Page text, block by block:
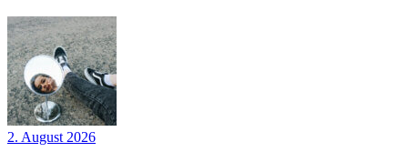
2. August 2026